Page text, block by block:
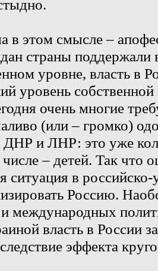
в этом смысле –
страны поддержали
уровне, власть в
уровень
очень многие
(или – громко)
ДНР и ЛНР: это уже
– детей. Так что
ситуация в
Россию.
международных
власть в России
эффекта